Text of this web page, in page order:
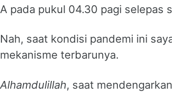
A pada pukul 04.30 pagi selepas
Nah, saat kondisi pandemi ini
mekanisme terbarunya.
Alhamdulillah, saat